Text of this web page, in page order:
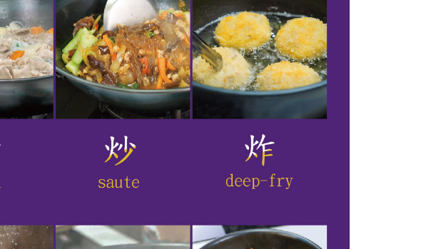
2. Berdasarkan tujuan kontrak persetujuan pembayaran menggunakan
"Pembayaran Ansuran Gogo", kedai akan memberikan maklumat
peribadi anda (termasuk nama, telefon atau alamat) kepada Taiwan
Mobile untuk pengumpulan, pemprosesan dan penggunaan, untuk
pengesahan, semakan dan pembetulan data yang diperlukan untuk bil
ansuran oleh Taiwan Mobile.
3. Sila baca syarat perkhidmatan pengguna secara lengkap melalui
pautan berikut: https://oppay.tw/userRule